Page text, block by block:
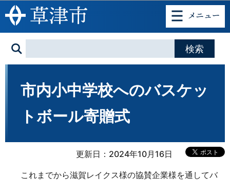
このページの本文へ移動
市内小中学校へのバスケッ
トボール寄贈式
更新日：2024年10月16日
これまでから滋賀レイクス様の協賛企業様を通してバ